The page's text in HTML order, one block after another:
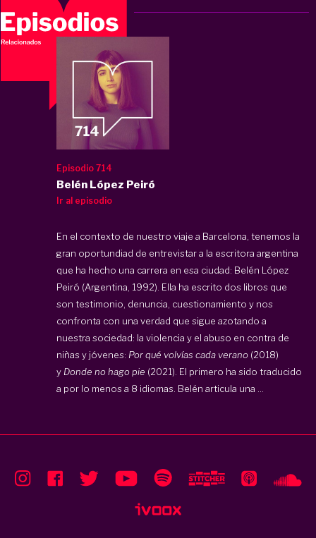
Episodio 714
Belén López Peiró
Ir al episodio
En el contexto de nuestro viaje a Barcelona, tenemos la
gran oportundiad de entrevistar a la escritora argentina
que ha hecho una carrera en esa ciudad: Belén López
Peiró (Argentina, 1992). Ella ha escrito dos libros que
son testimonio, denuncia, cuestionamiento y nos
confronta con una verdad que sigue azotando a
nuestra sociedad: la violencia y el abuso en contra de
niñas y jóvenes: Por qué volvías cada verano (2018)
y Donde no hago pie (2021). El primero ha sido traducido
a por lo menos a 8 idiomas. Belén articula una ...